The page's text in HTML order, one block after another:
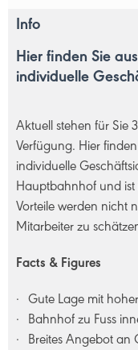
Info
Hier finden Sie
individuelle
Aktuell stehen für Sie
Verfügung. Hier
individuelle
Hauptbahnhof und ist
Vorteile werden nicht
Mitarbeiter zu
Facts & Figures
Gute Lage mit
Bahnhof zu Fuss
Breites Angebot an